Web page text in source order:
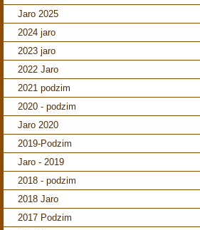
Jaro 2025
2024 jaro
2023 jaro
2022 Jaro
2021 podzim
2020 - podzim
Jaro 2020
2019-Podzim
Jaro - 2019
2018 - podzim
2018 Jaro
2017 Podzim